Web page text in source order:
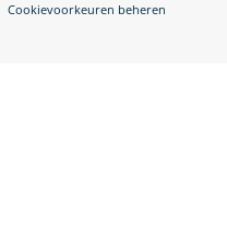
Cookievoorkeuren beheren